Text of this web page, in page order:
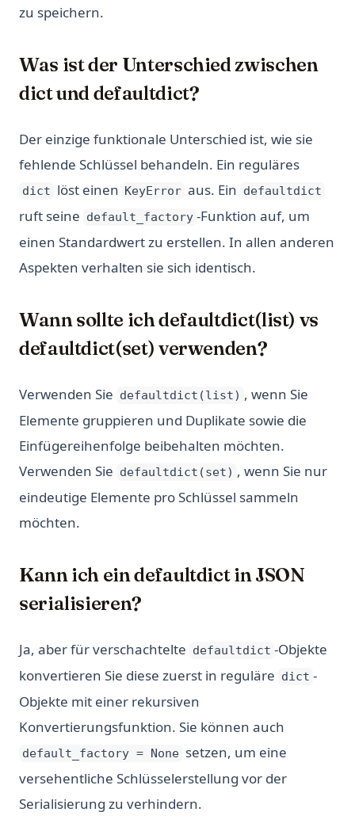
zu speichern.
Was ist der Unterschied zwischen
dict und defaultdict?
Der einzige funktionale Unterschied ist, wie sie
fehlende Schlüssel behandeln. Ein reguläres
dict löst einen KeyError aus. Ein defaultdict
ruft seine default_factory -Funktion auf, um
einen Standardwert zu erstellen. In allen anderen
Aspekten verhalten sie sich identisch.
Wann sollte ich defaultdict(list) vs
defaultdict(set) verwenden?
Verwenden Sie defaultdict(list) , wenn Sie
Elemente gruppieren und Duplikate sowie die
Einfügereihenfolge beibehalten möchten.
Verwenden Sie defaultdict(set) , wenn Sie nur
eindeutige Elemente pro Schlüssel sammeln
möchten.
Kann ich ein defaultdict in JSON
serialisieren?
Ja, aber für verschachtelte defaultdict -Objekte
konvertieren Sie diese zuerst in reguläre dict -
Objekte mit einer rekursiven
Konvertierungsfunktion. Sie können auch
default_factory = None setzen, um eine
versehentliche Schlüsselerstellung vor der
Serialisierung zu verhindern.